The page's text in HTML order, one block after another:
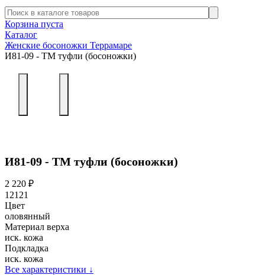
Корзина пуста
Каталог
Женские босоножки Террамаре
И81-09 - ТМ туфли (босоножки)
И81-09 - ТМ туфли (босоножки)
2 220 ₽
12121
Цвет
оловянный
Материал верха
иск. кожа
Подкладка
иск. кожа
Все характеристики ↓